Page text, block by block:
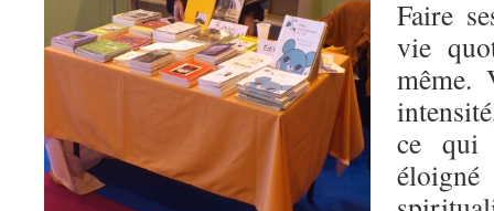
Faire
vie
même.
ce qui